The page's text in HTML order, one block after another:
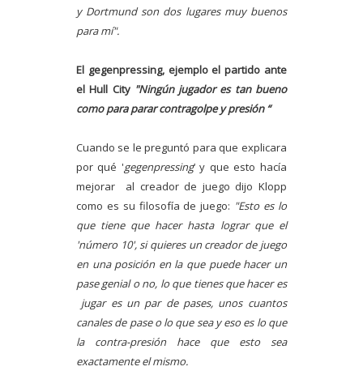
y Dortmund son dos lugares muy buenos
para mí".
El gegenpressing, ejemplo el partido ante
el Hull City "Ningún jugador es tan bueno
como para parar contragolpe y presión “
Cuando se le preguntó para que explicara
por qué 'gegenpressing’ y que esto hacía
mejorar al creador de juego dijo Klopp
como es su filosofía de juego: "Esto es lo
que tiene que hacer hasta lograr que el
'número 10', si quieres un creador de juego
en una posición en la que puede hacer un
pase genial o no, lo que tienes que hacer es
jugar es un par de pases, unos cuantos
canales de pase o lo que sea y eso es lo que
la contra-presión hace que esto sea
exactamente el mismo.